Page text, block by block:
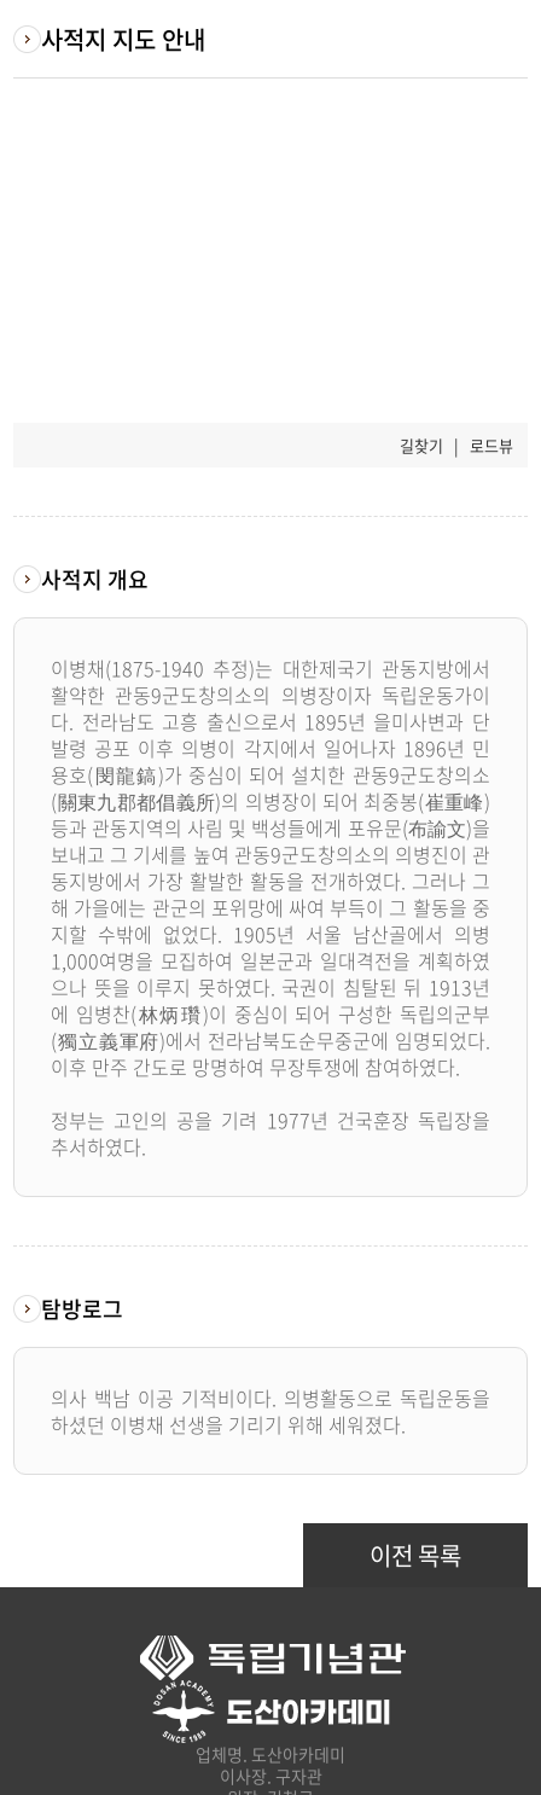
사적지 지도 안내
길찾기 | 로드뷰
사적지 개요
이병채(1875-1940 추정)는 대한제국기 관동지방에서
활약한 관동9군도창의소의 의병장이자 독립운동가이
다. 전라남도 고흥 출신으로서 1895년 을미사변과 단
발령 공포 이후 의병이 각지에서 일어나자 1896년 민
용호(閔龍鎬)가 중심이 되어 설치한 관동9군도창의소
(關東九郡都倡義所)의 의병장이 되어 최중봉(崔重峰)
등과 관동지역의 사림 및 백성들에게 포유문(布諭文)을
보내고 그 기세를 높여 관동9군도창의소의 의병진이 관
동지방에서 가장 활발한 활동을 전개하였다. 그러나 그
해 가을에는 관군의 포위망에 싸여 부득이 그 활동을 중
지할 수밖에 없었다. 1905년 서울 남산골에서 의병
1,000여명을 모집하여 일본군과 일대격전을 계획하였
으나 뜻을 이루지 못하였다. 국권이 침탈된 뒤 1913년
에 임병찬(林炳瓚)이 중심이 되어 구성한 독립의군부
(獨立義軍府)에서 전라남북도순무중군에 임명되었다.
이후 만주 간도로 망명하여 무장투쟁에 참여하였다.
정부는 고인의 공을 기려 1977년 건국훈장 독립장을
추서하였다.
탐방로그
의사 백남 이공 기적비이다. 의병활동으로 독립운동을
하셨던 이병채 선생을 기리기 위해 세워졌다.
이전 목록
업체명. 도산아카데미
이사장. 구자관